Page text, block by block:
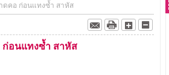
ดคอ ก่อนแทงซ้ำ สาหัส
ก่อนแทงซ้ำ สาหัส